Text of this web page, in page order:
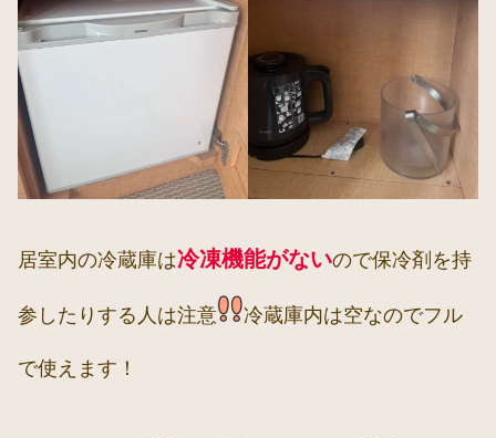
居室内の冷蔵庫は冷凍機能がないので保冷剤を持
参したりする人は注意 冷蔵庫内は空なのでフル
で使えます！